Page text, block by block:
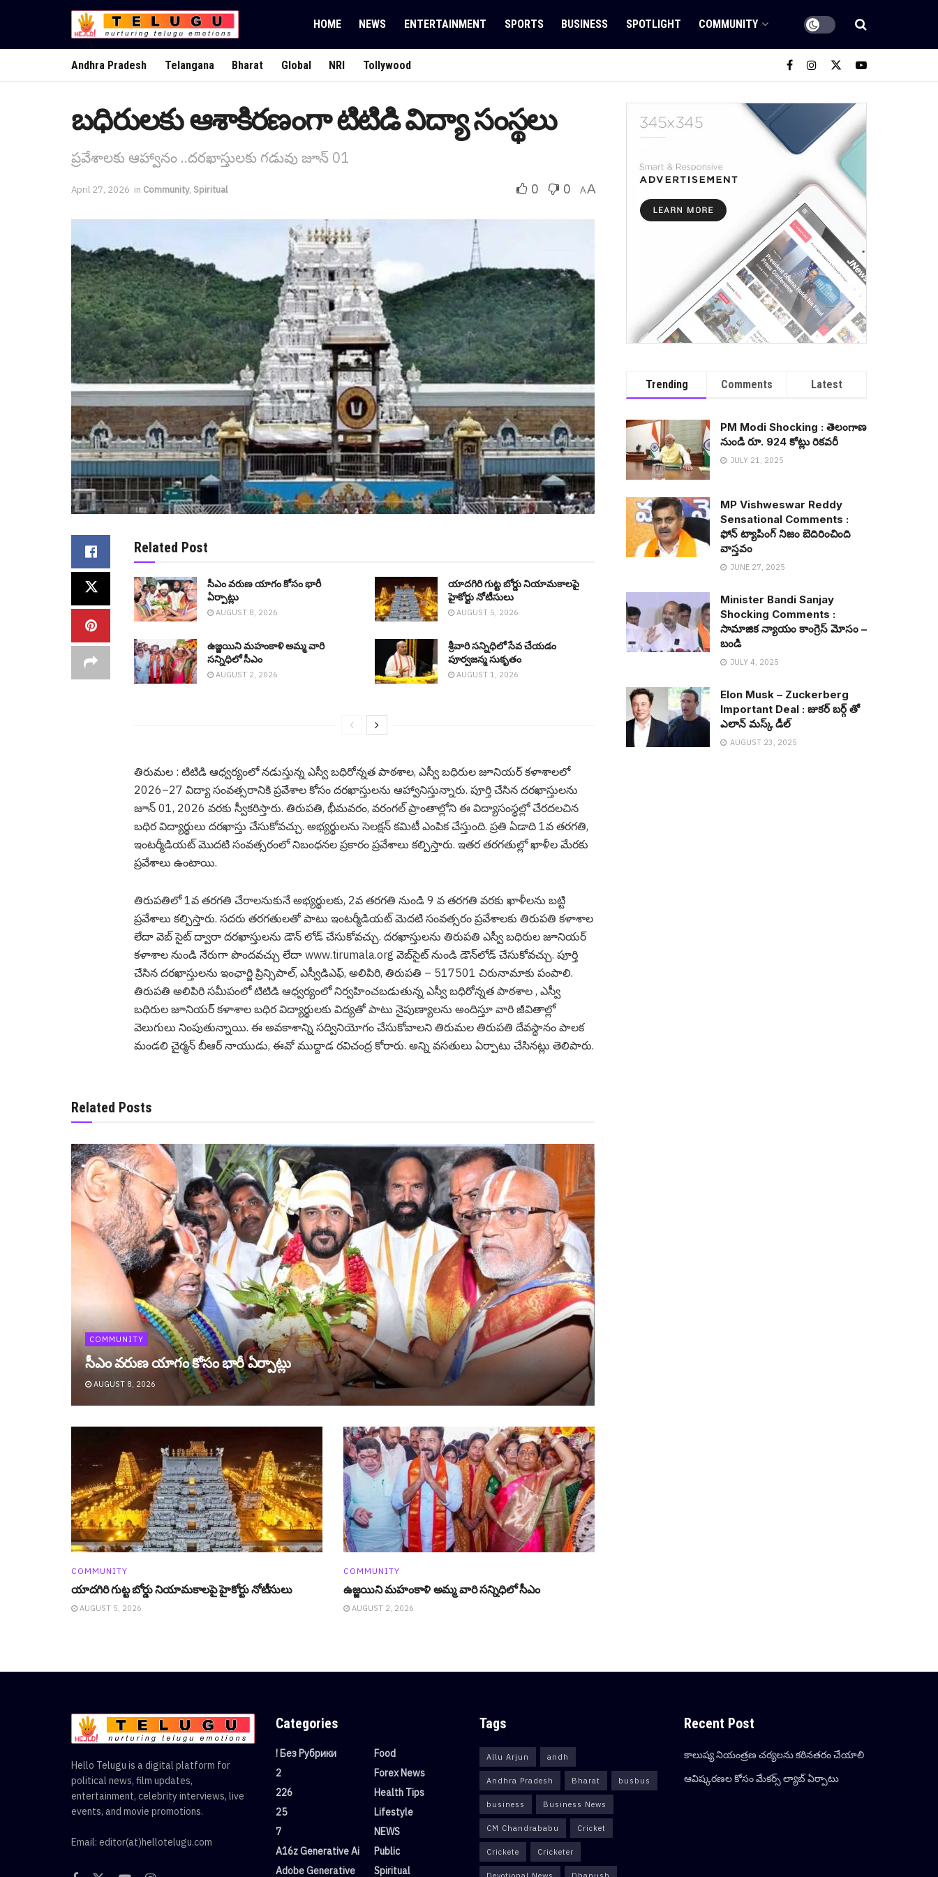
HOME NEWS ENTERTAINMENT SPORTS BUSINESS SPOTLIGHT COMMUNITY
Andhra Pradesh Telangana Bharat Global NRI Tollywood
బధిరులకు ఆశాకిరణంగా టిటిడి విద్యా సంస్థలు
ప్రవేశాలకు ఆహ్వానం ..దరఖాస్తులకు గడువు జూన్ 01
April 27, 2026 in Community, Spiritual 0 0 AA
Related Post
సీఎం వ‌రుణ యాగం కోసం భారీ
ఏర్పాట్లు
AUGUST 8, 2026
యాదగిరి గుట్ట బోర్డు నియామ‌కాల‌పై
హైకోర్టు నోటీసులు
AUGUST 5, 2026
ఉజ్జ‌యిని మ‌హంకాళి అమ్మ వారి
స‌న్నిధిలో సీఎం
AUGUST 2, 2026
శ్రీవారి సన్నిధిలో సేవ చేయడం
పూర్వజన్మ సుకృతం
AUGUST 1, 2026
తిరుమ‌ల : టిటిడి ఆధ్వర్యంలో నడుస్తున్న ఎస్వీ బధిరోన్నత పాఠశాల, ఎస్వీ బధిరుల జూనియర్ కళాశాలలో
2026–27 విద్యా సంవత్సరానికి ప్రవేశాల కోసం దరఖాస్తులను ఆహ్వానిస్తున్నారు. పూర్తి చేసిన దరఖాస్తులను
జూన్ 01, 2026 వరకు స్వీకరిస్తారు. తిరుపతి, భీమవరం, వరంగల్ ప్రాంతాల్లోని ఈ విద్యాసంస్థల్లో చేరదలచిన
బధిర విద్యార్థులు దరఖాస్తు చేసుకోవచ్చు. అభ్యర్థులను సెలక్షన్ కమిటీ ఎంపిక చేస్తుంది. ప్రతి ఏడాది 1వ తరగతి,
ఇంటర్మీడియట్ మొదటి సంవత్సరంలో నిబంధనల ప్రకారం ప్రవేశాలు కల్పిస్తారు. ఇతర తరగతుల్లో ఖాళీల మేరకు
ప్రవేశాలు ఉంటాయి.
తిరుపతిలో 1వ తరగతి చేరాలనుకునే అభ్యర్థులకు, 2వ తరగతి నుండి 9 వ తరగతి వరకు ఖాళీలను బట్టి
ప్రవేశాలు కల్పిస్తారు. సదరు తరగతులతో పాటు ఇంటర్మీడియట్ మెదటి సంవత్సరం ప్రవేశాలకు తిరుపతి కళాశాల
లేదా వెబ్ సైట్ ద్వారా దరఖాస్తులను డౌన్ లోడ్ చేసుకోవచ్చు. దరఖాస్తులను తిరుపతి ఎస్వీ బధిరుల జూనియర్
కళాశాల నుండి నేరుగా పొందవచ్చు లేదా www.tirumala.org వెబ్‌సైట్ నుండి డౌన్‌లోడ్ చేసుకోవచ్చు. పూర్తి
చేసిన దరఖాస్తులను ఇంఛార్జి ప్రిన్సిపాల్, ఎస్వీడిఎఫ్, అలిపిరి, తిరుపతి – 517501 చిరునామాకు పంపాలి.
తిరుపతి అలిపిరి సమీపంలో టిటిడి ఆధ్వర్యంలో నిర్వహించబడుతున్న ఎస్వీ బధిరోన్నత పాఠశాల , ఎస్వీ
బధిరుల జూనియర్ కళాశాల బధిర విద్యార్థులకు విద్యతో పాటు నైపుణ్యాలను అందిస్తూ వారి జీవితాల్లో
వెలుగులు నింపుతున్నాయి. ఈ అవ‌కాశాన్ని స‌ద్వినియోగం చేసుకోవాల‌ని తిరుమ‌ల తిరుప‌తి దేవ‌స్థానం పాల‌క
మండ‌లి చైర్మ‌న్ బీఆర్ నాయుడు, ఈవో ముద్దాడ ర‌విచంద్ర కోరారు. అన్ని వ‌స‌తులు ఏర్పాటు చేసిన‌ట్లు తెలిపారు.
Related Posts
COMMUNITY
సీఎం వ‌రుణ యాగం కోసం భారీ ఏర్పాట్లు
AUGUST 8, 2026
COMMUNITY
యాదగిరి గుట్ట బోర్డు నియామ‌కాల‌పై హైకోర్టు నోటీసులు
AUGUST 5, 2026
COMMUNITY
ఉజ్జ‌యిని మ‌హంకాళి అమ్మ వారి స‌న్నిధిలో సీఎం
AUGUST 2, 2026
Trending Comments Latest
PM Modi Shocking : తెలంగాణ
నుండి రూ. 924 కోట్లు రిక‌వ‌రీ
JULY 21, 2025
MP Vishweswar Reddy
Sensational Comments :
ఫోన్ ట్యాపింగ్ నిజం బెదిరించింది
వాస్త‌వం
JUNE 27, 2025
Minister Bandi Sanjay
Shocking Comments :
సామాజిక న్యాయం కాంగ్రెస్ మోసం –
బండి
JULY 4, 2025
Elon Musk – Zuckerberg
Important Deal : జుక‌ర్ బ‌ర్గ్ తో
ఎలాన్ మ‌స్క్ డీల్
AUGUST 23, 2025
Hello Telugu is a digital platform for
political news, film updates,
entertainment, celebrity interviews, live
events, and movie promotions.
Email: editor(at)hellotelugu.com
Categories
! Без Рубрики
2
226
25
7
A16z Generative Ai
Adobe Generative
Food
Forex News
Health Tips
Lifestyle
NEWS
Public
Spiritual
Tags
Allu Arjun andh
Andhra Pradesh Bharat busbus
business Business News
CM Chandrababu Cricket
Crickete Cricketer
Recent Post
కాలుష్య నియంత్రణ చర్యలను కఠినతరం చేయాలి
ఆవిష్క‌ర‌ణ‌ల కోసం మేక‌ర్స్ ల్యాబ్ ఏర్పాటు